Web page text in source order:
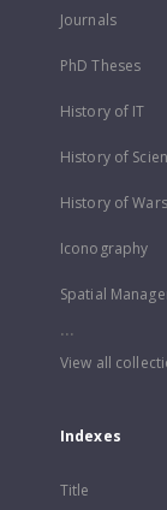
Journals
PhD Theses
History of IT
History of
History of
Iconography
Spatial
...
View all
Indexes
Title